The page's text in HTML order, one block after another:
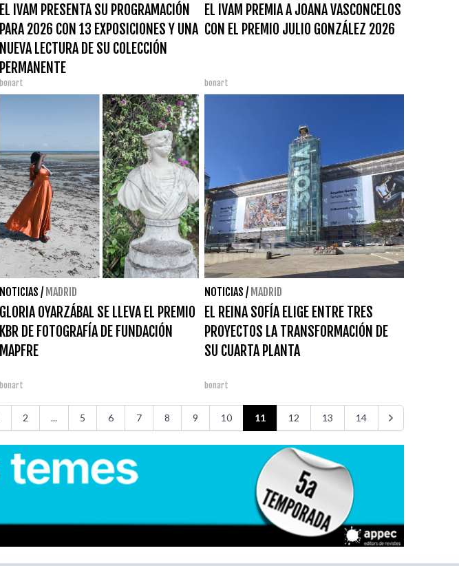
EL IVAM PRESENTA SU PROGRAMACIÓN
PARA 2026 CON 13 EXPOSICIONES Y UNA
NUEVA LECTURA DE SU COLECCIÓN
PERMANENTE
bonart
EL IVAM PREMIA A JOANA VASCONCELOS
CON EL PREMIO JULIO GONZÁLEZ 2026
bonart
NOTICIAS / MADRID
GLORIA OYARZÁBAL SE LLEVA EL PREMIO
KBR DE FOTOGRAFÍA DE FUNDACIÓN
MAPFRE
bonart
NOTICIAS / MADRID
EL REINA SOFÍA ELIGE ENTRE TRES
PROYECTOS LA TRANSFORMACIÓN DE
SU CUARTA PLANTA
bonart
2 ... 5 6 7 8 9 10 11 12 13 14